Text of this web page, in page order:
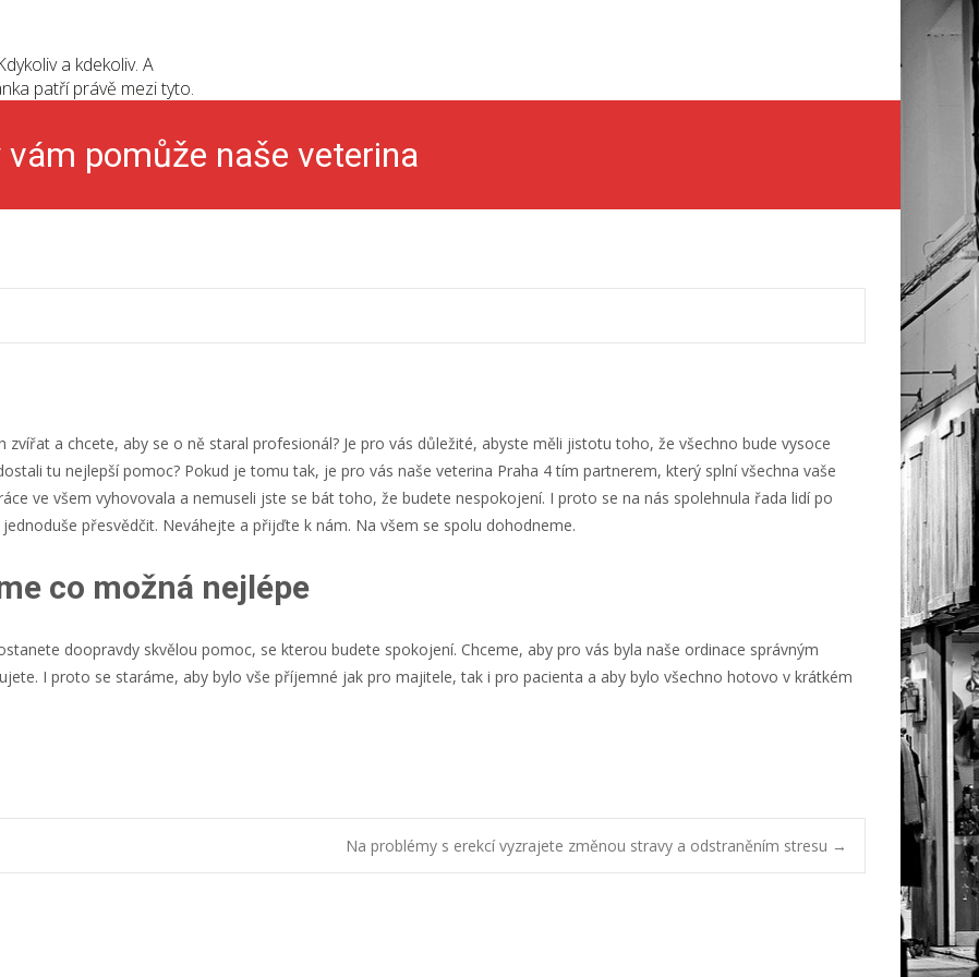
a kdekoliv. A
patří právě mezi tyto.
content
pomůže naše veterina
zvířat a chcete, aby se o ně staral profesionál? Je pro vás důležité, abyste měli jistotu toho, že všechno bude vysoce
tu nejlepší pomoc? Pokud je tomu tak, je pro vás naše veterina Praha 4tím partnerem, který splní všechna vaše
ve všem vyhovovala a nemuseli jste se bát toho, že budete nespokojení. I proto se na nás spolehnula řada lidí po
přesvědčit. Neváhejte a přijďte k nám. Na všem se spolu dohodneme.
co možná nejlépe
doopravdy skvělou pomoc, se kterou budete spokojení. Chceme, aby pro vás byla naše ordinace správným
I proto se staráme, aby bylo vše příjemné jak pro majitele, tak i pro pacienta a aby bylo všechno hotovo v krátkém
Na problémy s erekcí vyzrajete změnou stravy a odstraněním stresu →